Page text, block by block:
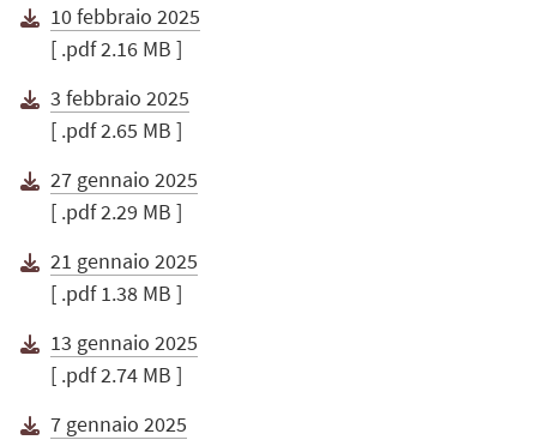
10 febbraio 2025
[ .pdf 2.16 MB ]
3 febbraio 2025
[ .pdf 2.65 MB ]
27 gennaio 2025
[ .pdf 2.29 MB ]
21 gennaio 2025
[ .pdf 1.38 MB ]
13 gennaio 2025
[ .pdf 2.74 MB ]
7 gennaio 2025